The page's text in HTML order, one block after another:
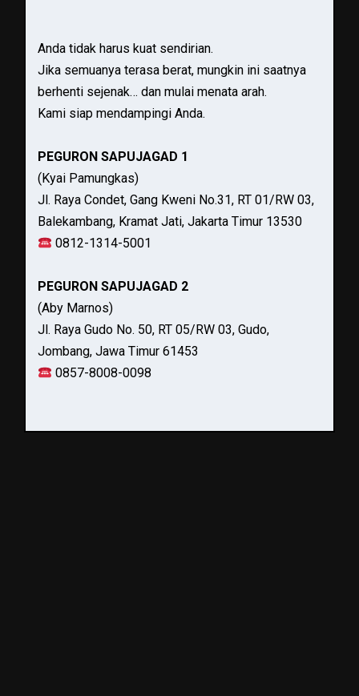
Anda tidak harus kuat sendirian.
Jika semuanya terasa berat, mungkin ini saatnya
berhenti sejenak… dan mulai menata arah.
Kami siap mendampingi Anda.
PEGURON SAPUJAGAD 1
(Kyai Pamungkas)
Jl. Raya Condet, Gang Kweni No.31, RT 01/RW 03,
Balekambang, Kramat Jati, Jakarta Timur 13530
0812-1314-5001
PEGURON SAPUJAGAD 2
(Aby Marnos)
Jl. Raya Gudo No. 50, RT 05/RW 03, Gudo,
Jombang, Jawa Timur 61453
0857-8008-0098